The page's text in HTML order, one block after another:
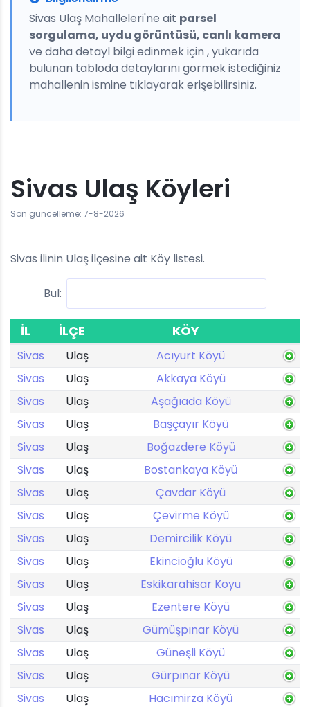
Sivas Ulaş Mahalleleri'ne ait parsel
sorgulama, uydu görüntüsü, canlı kamera
ve daha detayl bilgi edinmek için , yukarıda
bulunan tabloda detaylarını görmek istediğiniz
mahallenin ismine tıklayarak erişebilirsiniz.
Sivas Ulaş Köyleri
Son güncelleme: 7-8-2026
Sivas ilinin Ulaş ilçesine ait Köy listesi.
Bul:
İL İLÇE KÖY
Sivas Ulaş
Acıyurt Köyü
Sivas
Ulaş
Akkaya Köyü
Sivas
Ulaş
Aşağıada Köyü
Sivas
Ulaş
Başçayır Köyü
Sivas
Ulaş
Boğazdere Köyü
Sivas
Ulaş
Bostankaya Köyü
Sivas
Ulaş
Çavdar Köyü
Sivas
Ulaş
Çevirme Köyü
Sivas
Ulaş
Demircilik Köyü
Sivas
Ulaş
Ekincioğlu Köyü
Sivas
Ulaş
Eskikarahisar Köyü
Sivas
Ulaş
Ezentere Köyü
Sivas
Ulaş
Gümüşpınar Köyü
Sivas
Ulaş
Güneşli Köyü
Sivas
Ulaş
Gürpınar Köyü
Sivas
Ulaş
Hacımirza Köyü